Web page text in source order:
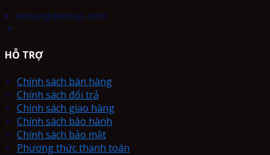
xenangdienep.com
▼
HỖ TRỢ
Chính sách bán hàng
Chính sách đổi trả
Chính sách giao hàng
Chính sách bảo hành
Chính sách bảo mật
Phương thức thanh toán